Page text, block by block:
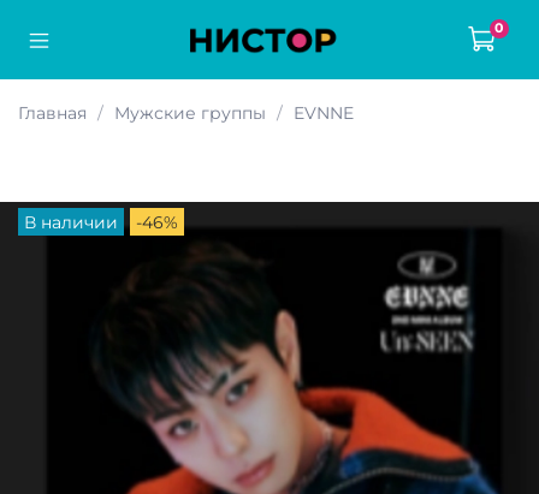
0
Главная Мужские группы EVNNE
В наличии -46%